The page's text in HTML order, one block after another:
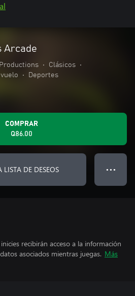
Arcade
• Clásicos
•
• Deportes
COMPRAR
Q86.00
LISTA DE DESEOS ● ● ●
recibirán acceso a la información
asociados mientras juegas. Más